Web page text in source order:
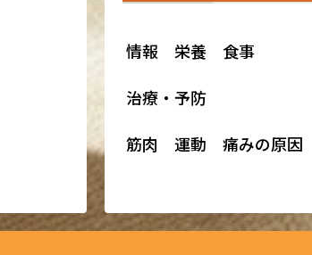
情報 栄養 食事
治療・予防
筋肉 運動 痛みの原因